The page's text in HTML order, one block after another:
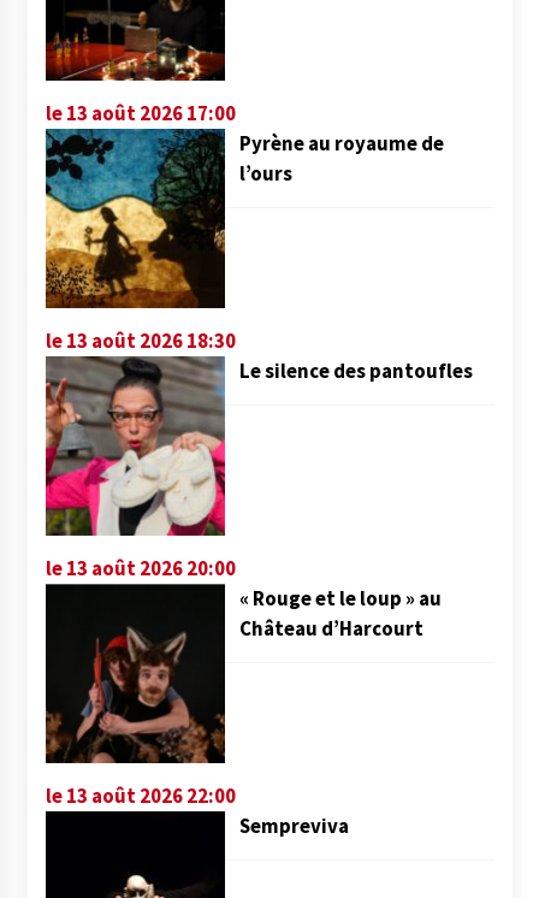
le 13 août 2026 17:00
Pyrène au royaume de
l’ours
le 13 août 2026 18:30
Le silence des pantoufles
le 13 août 2026 20:00
« Rouge et le loup » au
Château d’Harcourt
le 13 août 2026 22:00
Sempreviva